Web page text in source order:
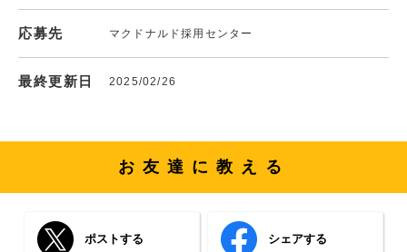
応募先 マクドナルド採用センター
最終更新日 2025/02/26
お友達に教える
ポストする シェアする